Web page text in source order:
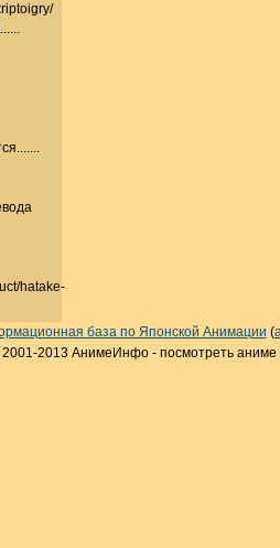
hatake-
база по Японской Анимации (
2001-2013 АнимеИнфо - посмотреть аниме